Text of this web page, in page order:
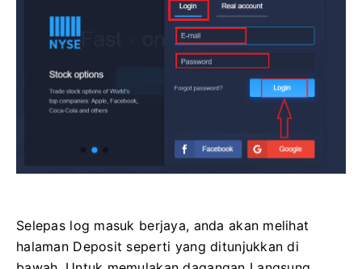
Selepas log masuk berjaya, anda akan melihat
halaman Deposit seperti yang ditunjukkan di